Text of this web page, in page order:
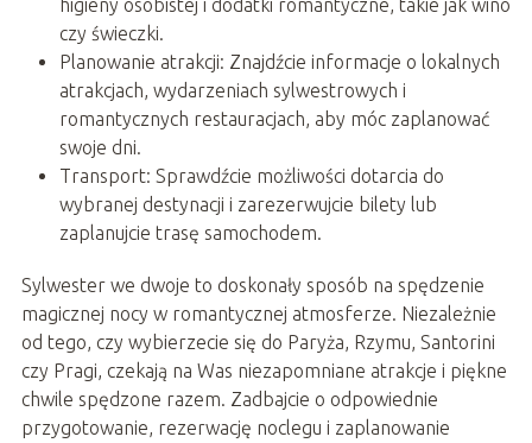
higieny osobistej i dodatki romantyczne, takie jak wino
czy świeczki.
Planowanie atrakcji: Znajdźcie informacje o lokalnych
atrakcjach, wydarzeniach sylwestrowych i
romantycznych restauracjach, aby móc zaplanować
swoje dni.
Transport: Sprawdźcie możliwości dotarcia do
wybranej destynacji i zarezerwujcie bilety lub
zaplanujcie trasę samochodem.
Sylwester we dwoje to doskonały sposób na spędzenie
magicznej nocy w romantycznej atmosferze. Niezależnie
od tego, czy wybierzecie się do Paryża, Rzymu, Santorini
czy Pragi, czekają na Was niezapomniane atrakcje i piękne
chwile spędzone razem. Zadbajcie o odpowiednie
przygotowanie, rezerwację noclegu i zaplanowanie